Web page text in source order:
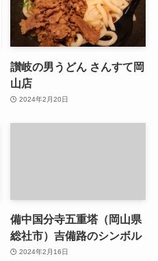
讃岐の男うどん さんすて岡
山店
2024年2月20日
備中国分寺五重塔（岡山県
総社市）吉備路のシンボル
2024年2月16日